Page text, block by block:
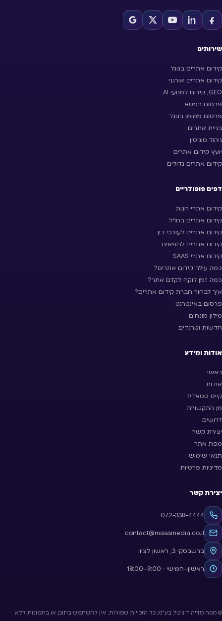
שירותים
קידום אתרים בגוגל
קידום אתרים אורגני
GEO, קידום למנועי AI
פרסום במטא
פרסום ממומן בגוגל
בניית אתרים
ניהול מוניטין
יועץ קידום אתרים
קידום אתרים גדולים
דפים פופולריים
קידום אתרי חנות
קידום אתרים בחו״ל
קידום אתרים לעורכי דין
קידום אתרים לרופאים
קידום אתרי SAAS
כמה עולה קידום אתרים?
כמה זמן לוקח לקדם אתר?
איך לבחור חברת קידום אתרים?
פרסום באינטרנט
מילון מונחים
חדשות וטרנדים
אודות ומידע
ראשי
אודות
קייס סטאדיז
מן התקשורת
דרושים
יצירת קשר
מפת אתר
תנאי שימוש
מדיניות פרטיות
יצירת קשר
072-338-4444
contact@masamedia.co.il
ברשבסקי 3, ראשון לציון
ראשון–חמישי · 9:00–18:00
© מסה מדיה דיגיטל בע״מ, כל הזכויות שמורות. אין להשתמש בתוכן או בתמונות ללא